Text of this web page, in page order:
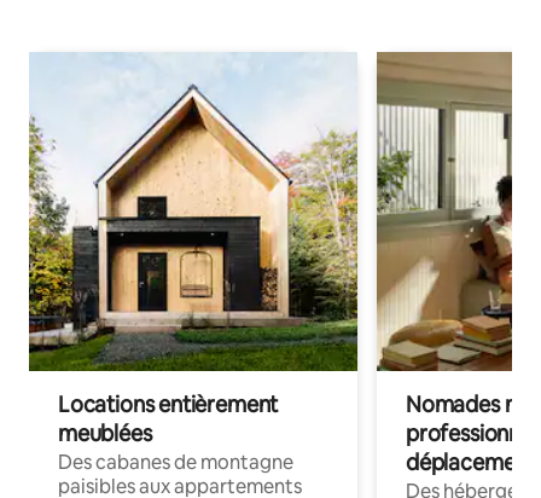
Locations entièrement
meublées
Des cabanes de montagne
paisibles aux appartements
Nomades
déplacement
Des